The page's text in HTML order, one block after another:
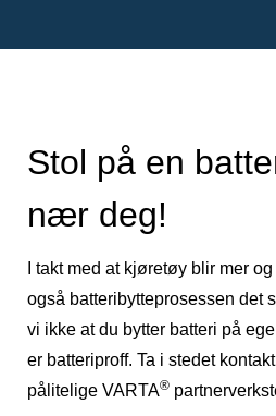
Stol på en
nær deg!
I takt med at kjøretøy blir mer
også batteribytteprosessen det
vi ikke at du bytter batteri på
er batteriproff. Ta i stedet
pålitelige VARTA®